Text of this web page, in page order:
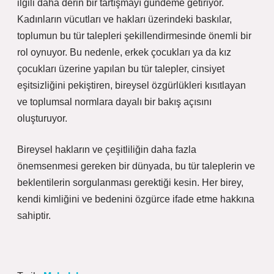
ilgili daha derin bir tartışmayı gündeme getiriyor.
Kadınların vücutları ve hakları üzerindeki baskılar,
toplumun bu tür talepleri şekillendirmesinde önemli bir
rol oynuyor. Bu nedenle, erkek çocukları ya da kız
çocukları üzerine yapılan bu tür talepler, cinsiyet
eşitsizliğini pekiştiren, bireysel özgürlükleri kısıtlayan
ve toplumsal normlara dayalı bir bakış açısını
oluşturuyor.
Bireysel hakların ve çeşitliliğin daha fazla
önemsenmesi gereken bir dünyada, bu tür taleplerin ve
beklentilerin sorgulanması gerektiği kesin. Her birey,
kendi kimliğini ve bedenini özgürce ifade etme hakkına
sahiptir.